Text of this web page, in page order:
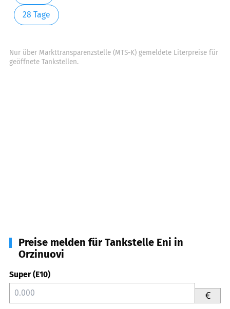
28 Tage
Nur über Markttransparenzstelle (MTS-K) gemeldete Literpreise für
geöffnete Tankstellen.
Preise melden für Tankstelle Eni in
Orzinuovi
Super (E10)
€